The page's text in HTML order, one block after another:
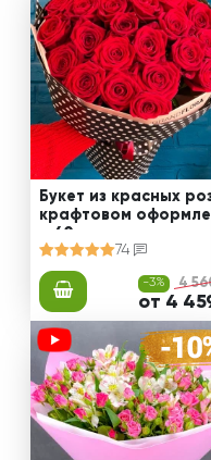
Букет из красных
крафтовом
и 60 см
74
-3% 4
от 4